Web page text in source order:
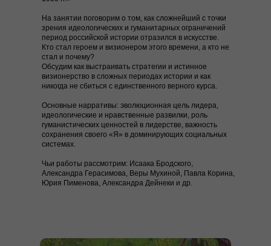
На занятии поговорим о том, как сложнейший с точки
зрения идеологических и гуманитарных ограничений
период российской истории отразился в искусстве.
Кто стал героем и визионером этого времени, а кто не
стал и почему?
Обсудим как выстраивать стратегии и истинное
визионерство в сложных периодах истории и как
никогда не сбиться с единственного верного курса.
Основные нарративы: эволюционная цель лидера,
идеологические и нравственные развилки, роль
гуманистических ценностей в лидерстве, важность
сохранения своего «Я» в доминирующих социальных
системах.
Чьи работы рассмотрим: Исаака Бродского,
Александра Герасимова, Веры Мухиной, Павла Корина,
Юрия Пименова, Александра Дейнеки и др.